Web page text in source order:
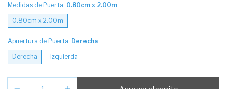
Medidas de Puerta: 0.80cm x 2.00m
0.80cm x 2.00m
Apuertura de Puerta: Derecha
Derecha Izquierda